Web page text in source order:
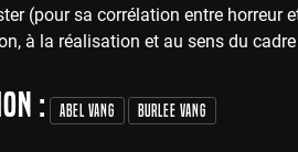
(pour sa corrélation entre
à la réalisation et au sens du
: Abel Vang Burlee Vang